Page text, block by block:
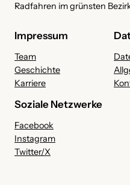
Radfahren im grünsten
Impressum
Team
Geschichte
Karriere
Soziale Netzwerke
Facebook
Instagram
Twitter/X